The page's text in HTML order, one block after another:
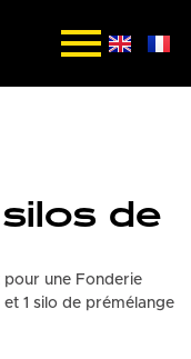
de
pour une Fonderie
1 silo de prémélange